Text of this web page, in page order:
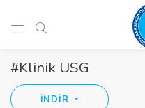
#Klinik USG
İNDİR